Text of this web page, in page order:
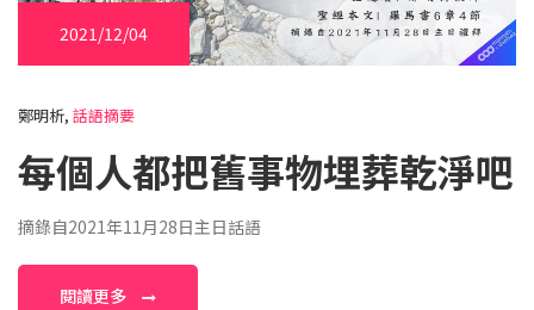
2021/12/04
鄭明析, 話語摘要
每個人都把舊事物埋葬乾淨吧
摘錄自2021年11月28日主日話語
閱讀更多